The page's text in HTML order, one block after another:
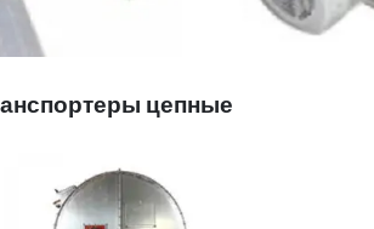
цепные